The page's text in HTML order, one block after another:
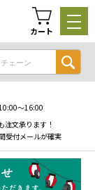
カート
〜16:00
注文承ります！
受付メールが確実